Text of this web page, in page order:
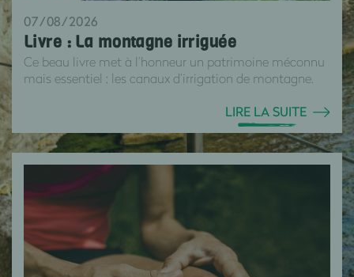
07/08/2026
Livre : La montagne irriguée
Ce beau livre met à l’honneur un patrimoine méconnu
mais essentiel : les canaux d’irrigation de montagne.
LIRE LA SUITE